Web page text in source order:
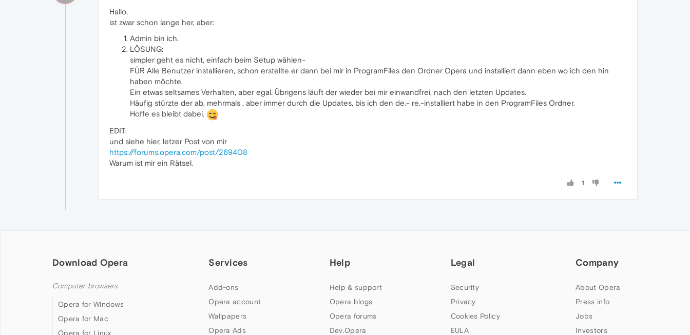
Hallo,
ist zwar schon lange her, aber:
Admin bin ich.
LÖSUNG:
simpler geht es nicht, einfach beim Setup wählen-
FÜR Alle Benutzer installieren, schon erstellte er dann bei mir in ProgramFiles den Ordner Opera und installiert dann eben wo ich den hin
haben möchte.
Ein etwas seltsames Verhalten, aber egal. Übrigens läuft der wieder bei mir einwandfrei, nach den letzten Updates.
Häufig stürzte der ab, mehrmals , aber immer durch die Updates, bis ich den de.- re.-installiert habe in den ProgramFiles Ordner.
Hoffe es bleibt dabei.
EDIT:
und siehe hier, letzer Post von mir
https://forums.opera.com/post/269408
Warum ist mir ein Rätsel.
1
Download Opera
Computer browsers
Opera for Windows
Opera for Mac
Opera for Linux
Services
Add-ons
Opera account
Wallpapers
Opera Ads
Help
Help & support
Opera blogs
Opera forums
Dev.Opera
Legal
Security
Privacy
Cookies Policy
EULA
Company
About Opera
Press info
Jobs
Investors